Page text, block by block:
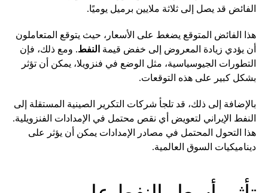
الفائض قد يصل إلى ثلاثة ملايين برميل يوميًا.
هذا الفائض المتوقع يضغط على الأسعار، حيث يتوقع المتعاملون
أن يؤدي زيادة المعروض إلى خفض قيمة النفط. ومع ذلك، فإن
التطورات الجيوسياسية، مثل الوضع في فنزويلا، يمكن أن تؤثر
بشكل كبير على هذه التوقعات.
بالإضافة إلى ذلك، قد تلجأ شركات التكرير الصينية المستقلة إلى
النفط الإيراني لتعويض أي نقص محتمل في الإمدادات الفنزويلية.
هذا التحول المحتمل في مصادر الإمدادات يمكن أن يؤثر على
ديناميكيات السوق العالمية.